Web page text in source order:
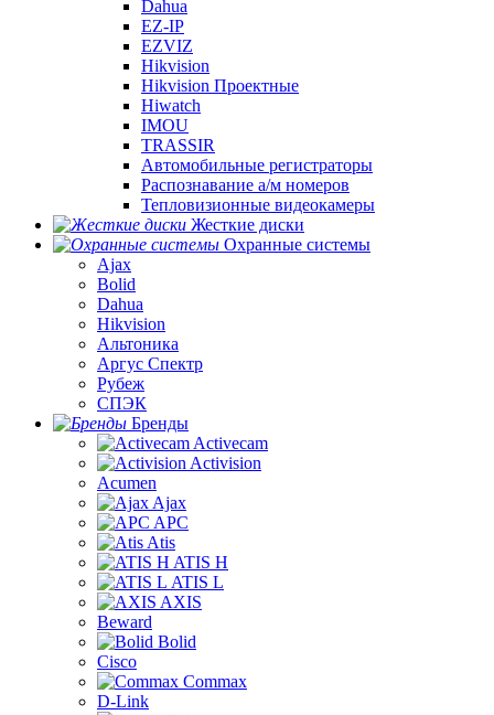
Dahua
EZ-IP
EZVIZ
Hikvision
Hikvision Проектные
Hiwatch
IMOU
TRASSIR
Автомобильные регистраторы
Распознавание а/м номеров
Тепловизионные видеокамеры
Жесткие диски
Охранные системы
Ajax
Bolid
Dahua
Hikvision
Альтоника
Аргус Спектр
Рубеж
СПЭК
Бренды
Activecam
Activision
Acumen
Ajax
APC
Atis
ATIS H
ATIS L
AXIS
Beward
Bolid
Cisco
Commax
D-Link